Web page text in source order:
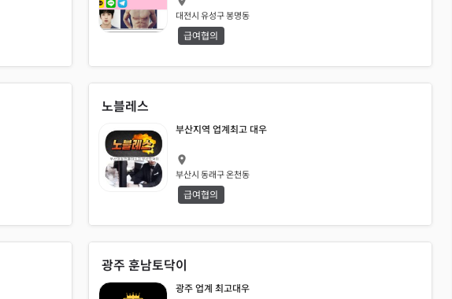
대전시 유성구 봉명동
급여협의
노블레스
부산지역 업계최고 대우
부산시 동래구 온천동
급여협의
광주 훈남토닥이
광주 업계 최고대우